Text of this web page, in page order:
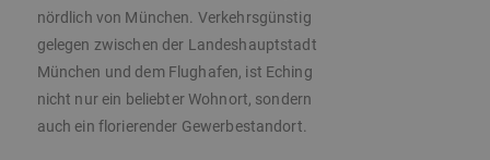
nördlich von München. Verkehrsgünstig
gelegen zwischen der Landeshauptstadt
München und dem Flughafen, ist Eching
nicht nur ein beliebter Wohnort, sondern
auch ein florierender Gewerbestandort.